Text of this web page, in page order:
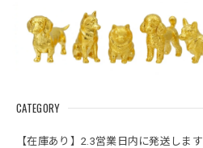
CATEGORY
【在庫あり】2.3営業日内に発送します